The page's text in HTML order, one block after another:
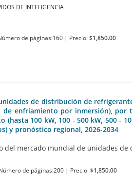
DE INTELIGENCIA
de páginas:160 | Precio:$1,850.00
de distribución de
enfriamiento por inmersión), por
(hasta 100 kW, 100 - 500 kW, 500 -
y pronóstico regional, 2026-2034
del mercado mundial de unidades
de páginas:200 | Precio:$1,850.00